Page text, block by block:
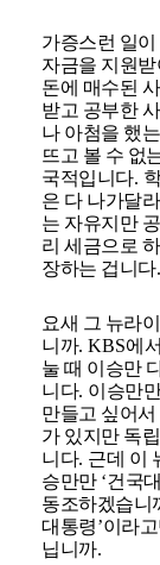
가증스런 일
자금을 지원
돈에 매수된
받고 공부한
나 아첨을 했
뜨고 볼 수 없
국적입니다.
은 다 나가달
는 자유지만
리 세금으로
장하는 겁니다.
요새 그 뉴라
니까. KBS에
눌 때 이승만
니다. 이승만
만들고 싶어
가 있지만 독
니다. 근데 이
승만만 ‘건국
동조하겠습니
대통령’이라
닙니까.